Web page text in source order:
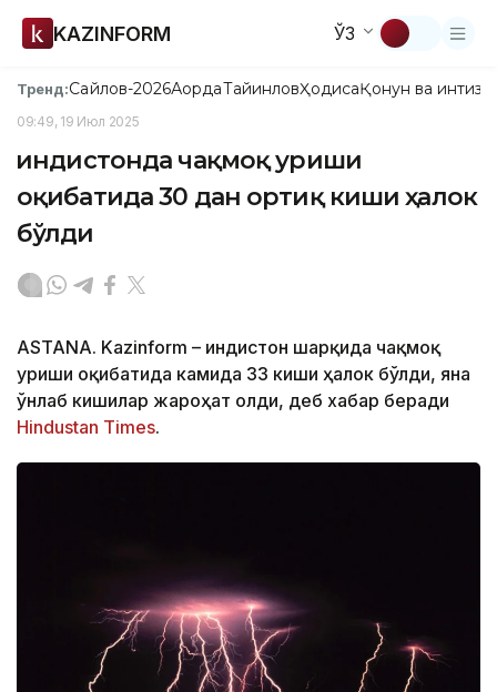
KAZINFORM ЎЗ
Тренд:Сайлов-2026АқордаТайинловҲодисаҚонун ва
09:49, 19 Июл 2025
Ҳиндистонда чақмоқ уриши
оқибатида 30 дан ортиқ киши ҳалок
бўлди
ASTANA. Kazinform – Ҳиндистон шарқида чақмоқ
уриши оқибатида камида 33 киши ҳалок бўлди, яна
ўнлаб кишилар жароҳат олди, деб хабар беради
Hindustan Times.